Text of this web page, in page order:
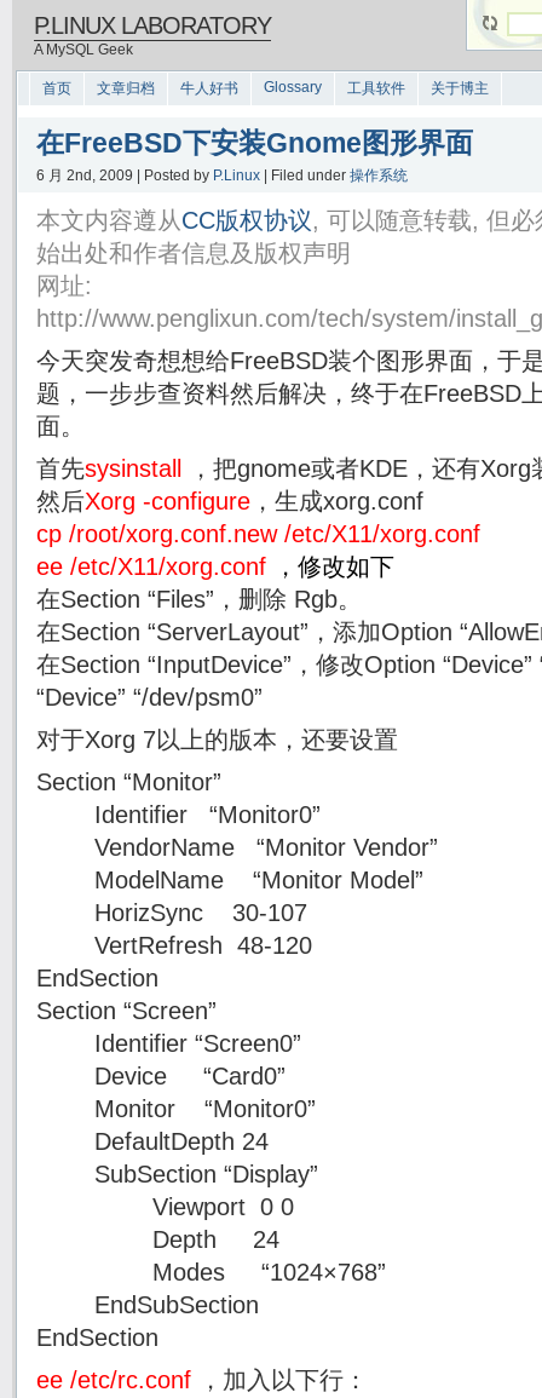
P.LINUX LABORATORY
A MySQL Geek
首页 文章归档 牛人好书 Glossary 工具软件 关于博主
在FreeBSD下安装Gnome图形界面
6 月 2nd, 2009 | Posted by P.Linux | Filed under 操作系统
本文内容遵从CC版权协议, 可以随意转载, 但
始出处和作者信息及版权声明
网址:
http://www.penglixun.com/tech/system/
今天突发奇想想给FreeBSD装个图形界面，于
题，一步步查资料然后解决，终于在FreeBSD
面。
首先sysinstall
，把gnome或者KDE，还有Xorg
然后Xorg -configure ，生成xorg.conf
cp /root/xorg.conf.new /etc/X11/xorg.conf
ee /etc/X11/xorg.conf
，修改如下
在Section “Files”，删除 Rgb。
在Section “ServerLayout”，添加Option
在Section “InputDevice”，修改Option
“Device” “/dev/psm0”
对于Xorg 7以上的版本，还要设置
Section “Monitor”
Identifier “Monitor0”
VendorName “Monitor Vendor”
ModelName “Monitor Model”
HorizSync 30-107
VertRefresh 48-120
EndSection
Section “Screen”
Identifier “Screen0”
Device “Card0”
Monitor “Monitor0”
DefaultDepth 24
SubSection “Display”
Viewport 0 0
Depth 24
Modes “1024×768”
EndSubSection
EndSection
ee /etc/rc.conf ，加入以下行：